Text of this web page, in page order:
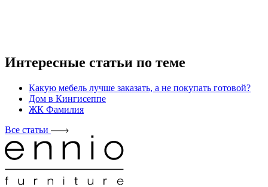
Интересные статьи по теме
Какую мебель лучше заказать, а не покупать готовой?
Дом в Кингисеппе
ЖК Фамилия
Все статьи